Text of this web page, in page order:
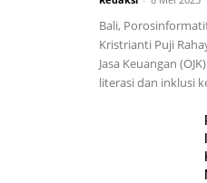
Bali,
Kristrianti Puji
Jasa Keuangan
literasi dan inklusi